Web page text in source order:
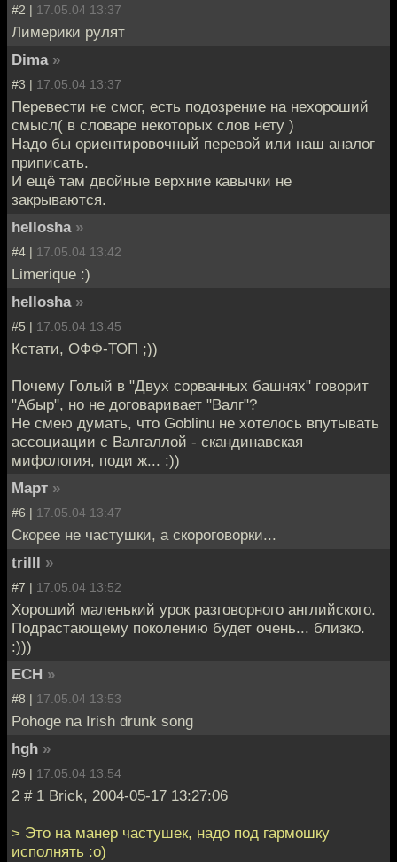
#2 | 17.05.04 13:37
Лимерики рулят
Dima »
#3 | 17.05.04 13:37
Перевести не смог, есть подозрение на нехороший
смысл( в словаре некоторых слов нету )
Надо бы ориентировочный перевой или наш аналог
приписать.
И ещё там двойные верхние кавычки не
закрываются.
hellosha »
#4 | 17.05.04 13:42
Limerique :)
hellosha »
#5 | 17.05.04 13:45
Кстати, ОФФ-ТОП ;))
Почему Голый в "Двух сорванных башнях" говорит
"Абыр", но не договаривает "Валг"?
Не смею думать, что Goblinu не хотелось впутывать
ассоциации с Валгаллой - скандинавская
мифология, поди ж... :))
Март »
#6 | 17.05.04 13:47
Скорее не частушки, а скороговорки...
trilll »
#7 | 17.05.04 13:52
Хороший маленький урок разговорного английского.
Подрастающему поколению будет очень... близко.
:)))
ECH »
#8 | 17.05.04 13:53
Pohoge na Irish drunk song
hgh »
#9 | 17.05.04 13:54
2 # 1 Brick, 2004-05-17 13:27:06
> Это на манер частушек, надо под гармошку
исполнять :o)